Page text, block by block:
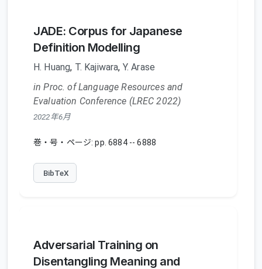
JADE: Corpus for Japanese
Definition Modelling
H. Huang, T. Kajiwara, Y. Arase
in Proc. of Language Resources and
Evaluation Conference (LREC 2022)
2022年6月
巻・号・ページ: pp. 6884 -- 6888
BibTeX
Adversarial Training on
Disentangling Meaning and